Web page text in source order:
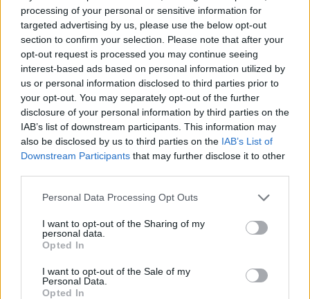
processing of your personal or sensitive information for
targeted advertising by us, please use the below opt-out
section to confirm your selection. Please note that after your
opt-out request is processed you may continue seeing
interest-based ads based on personal information utilized by
us or personal information disclosed to third parties prior to
your opt-out. You may separately opt-out of the further
disclosure of your personal information by third parties on the
IAB’s list of downstream participants. This information may
also be disclosed by us to third parties on the IAB’s List of
Downstream Participants that may further disclose it to other
Please note that this website/app uses one or more Google
not limited to your visit or usage behaviour. You may click to
grant or deny consent to Google and its third-party tags to
use your data for below specified purposes in below Google
consent section.
Personal Data Processing Opt Outs
I want to opt-out of the Sharing of my
personal data.
Opted In
I want to opt-out of the Sale of my
Personal Data.
Opted In
δράσης και των επιχειρημάτων. Ξερίζωσαν το
παλαιοκομματικό, μεταπολιτευτικό μοντέλο της
παροχολογίας, της λεηλασίας συνειδήσεων, των εγκαινίων
της κορδέλας και της μακέτας, των δημοσίων σχέσεων και
των χειραψιών. Επέλεξαν τη ρητορική του μέτρου, της
κριτικής, των επιχειρημάτων, της αλήθειας, του σχεδιασμού.
Πίστεψαν στη δύναμη της ψήφου τους. Εγκατέστησαν μία
νέα περίοδο για τα δημόσια πράγματα της χώρας μας.
Επέβαλαν την επιστροφή της πολιτικής.
*Δημοσιεύθηκε στη "ΜτΚ" στις 1-2 Ιουνίου 2019
Διάβαστε περισσότερα
Γιατί να σε ψηφίσω;